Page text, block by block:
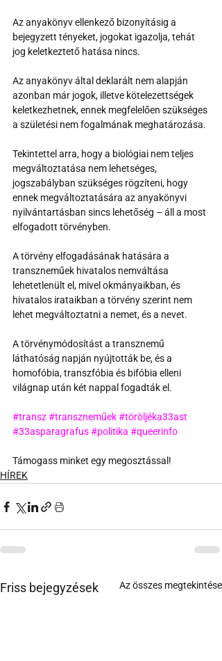
Az anyakönyv ellenkező bizonyításig a
bejegyzett tényeket, jogokat igazolja, tehát
jog keletkeztető hatása nincs.
Az anyakönyv által deklarált nem alapján
azonban már jogok, illetve kötelezettségek
keletkezhetnek, ennek megfelelően szükséges
a születési nem fogalmának meghatározása.
Tekintettel arra, hogy a biológiai nem teljes
megváltoztatása nem lehetséges,
jogszabályban szükséges rögzíteni, hogy
ennek megváltoztatására az anyakönyvi
nyilvántartásban sincs lehetőség – áll a most
elfogadott törvényben.
A törvény elfogadásának hatására a
transzneműek hivatalos nemváltása
lehetetlenült el, mivel okmányaikban, és
hivatalos irataikban a törvény szerint nem
lehet megváltoztatni a nemet, és a nevet.
A törvénymódosítást a transznemű
láthatóság napján nyújtották be, és a
homofóbia, transzfóbia és bifóbia elleni
világnap után két nappal fogadták el.
#transz#transzneműek#töröljéka33ast
#33asparagrafus#politika #queerinfo
Támogass minket egy megosztással!
HÍREK
Friss bejegyzések Az összes megtekintése